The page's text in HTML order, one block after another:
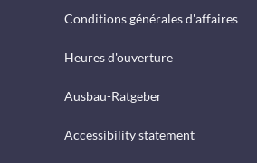
Conditions générales d'affaires
Heures d'ouverture
Ausbau-Ratgeber
Accessibility statement